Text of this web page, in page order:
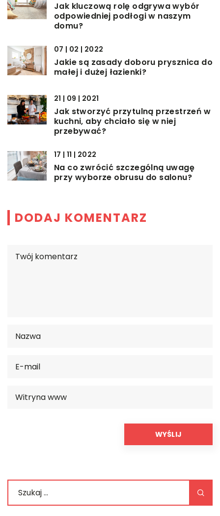
Jak kluczową rolę odgrywa wybór
odpowiedniej podłogi w naszym
domu?
07 | 02 | 2022
Jakie są zasady doboru prysznica do
małej i dużej łazienki?
21 | 09 | 2021
Jak stworzyć przytulną przestrzeń w
kuchni, aby chciało się w niej
przebywać?
17 | 11 | 2022
Na co zwrócić szczególną uwagę
przy wyborze obrusu do salonu?
DODAJ KOMENTARZ